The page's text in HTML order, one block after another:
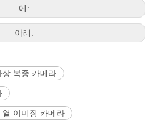
에:
아래:
복종 카메라
이미징 카메라